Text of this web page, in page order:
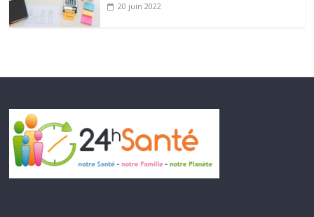
20 juin 2022